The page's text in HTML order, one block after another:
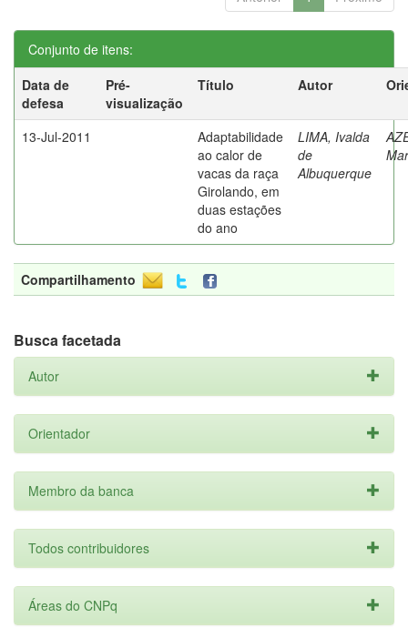
Conjunto de itens:
Data de
defesa
Pré-
visualização
Título Autor
13-Jul-2011
Adaptabilidade
ao calor de
vacas da raça
Girolando, em
duas estações
do ano
LIMA, Ivalda
de
Albuquerque
Compartilhamento
Busca facetada
Autor
Orientador
Membro da banca
Todos contribuidores
Áreas do CNPq